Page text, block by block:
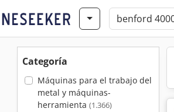
Categoría
Máquinas para el trabajo del
metal y máquinas-
herramienta (1.366)